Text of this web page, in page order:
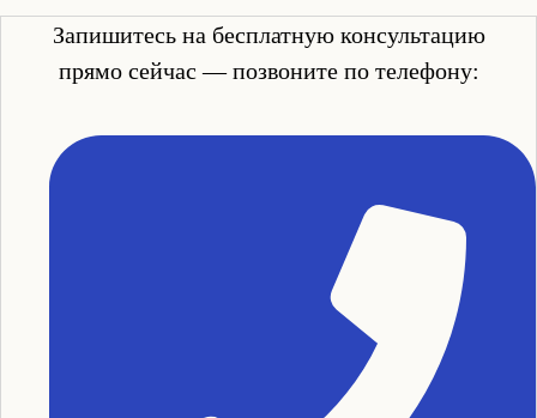
Запишитесь на бесплатную консультацию
прямо сейчас — позвоните по телефону: